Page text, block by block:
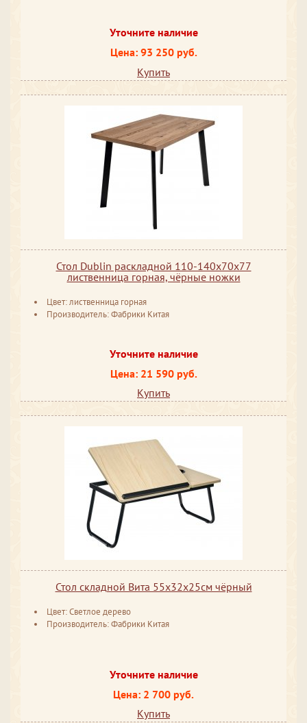
Уточните наличие
Цена: 93 250 руб.
Купить
Стол Dublin раскладной 110-140х70х77
лиственница горная, чёрные ножки
Цвет: лиственница горная
Производитель: Фабрики Китая
Уточните наличие
Цена: 21 590 руб.
Купить
Стол складной Вита 55х32х25см чёрный
Цвет: Светлое дерево
Производитель: Фабрики Китая
Уточните наличие
Цена: 2 700 руб.
Купить